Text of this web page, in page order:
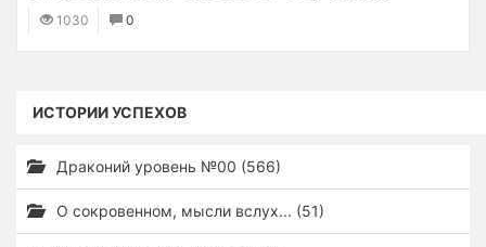
1030 0
ИСТОРИИ УСПЕХОВ
Драконий уровень №00 (566)
О сокровенном, мысли вслух... (51)